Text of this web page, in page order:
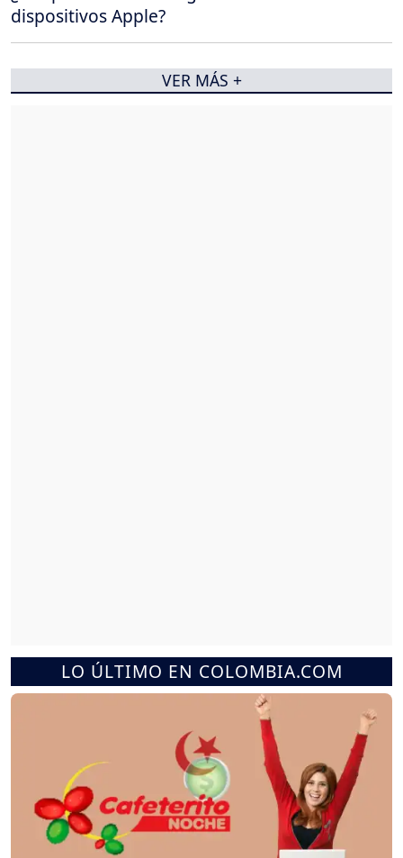
LO ÚLTIMO EN COLOMBIA.COM
dispositivos Apple?
VER MÁS +